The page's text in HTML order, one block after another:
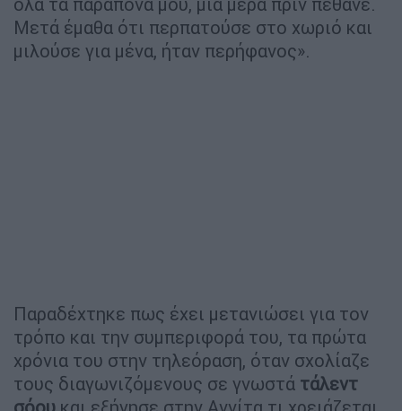
Μετά έμαθα ότι περπατούσε στο χωριό και
μιλούσε για μένα, ήταν περήφανος».
Παραδέχτηκε πως έχει μετανιώσει για τον
τρόπο και την συμπεριφορά του, τα πρώτα
χρόνια του στην τηλεόραση, όταν σχολίαζε
τους διαγωνιζόμενους σε γνωστά τάλεντ